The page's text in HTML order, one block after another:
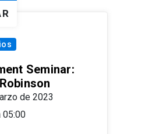
Seminar:
de 2023
05:00